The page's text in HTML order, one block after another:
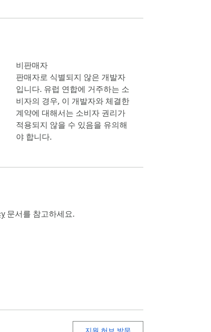
비판매자
판매자로 식별되지 않은 개발자
입니다. 유럽 연합에 거주하는 소
비자의 경우, 이 개발자와 체결한
계약에 대해서는 소비자 권리가
적용되지 않을 수 있음을 유의해
야 합니다.
문서를 참고하세요.